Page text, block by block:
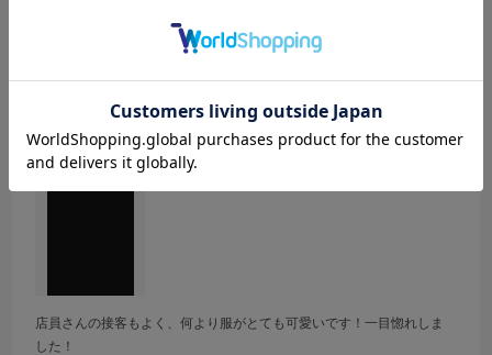
バルーンペプラムブラウス
no name
身長: 151～155cm
靴のサイズ: ～23cm 普段の服のサイズ:S
都道府県:
東京都
店員さんの接客もよく、何より服がとても可愛いです！一目惚れしま
した！